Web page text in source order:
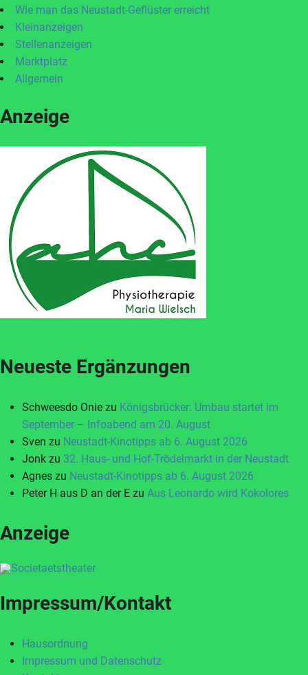
Wie man das Neustadt-Geflüster erreicht
Kleinanzeigen
Stellenanzeigen
Marktplatz
Allgemein
Anzeige
Neueste Ergänzungen
Schweesdo Onie zu Königsbrücker: Umbau startet im
September – Infoabend am 20. August
Sven zu Neustadt-Kinotipps ab 6. August 2026
Jonk zu 32. Haus- und Hof-Trödelmarkt in der Neustadt
Agnes zu Neustadt-Kinotipps ab 6. August 2026
Peter H aus D an der E zu Aus Leonardo wird Kokolores
Anzeige
Impressum/Kontakt
Hausordnung
Impressum und Datenschutz